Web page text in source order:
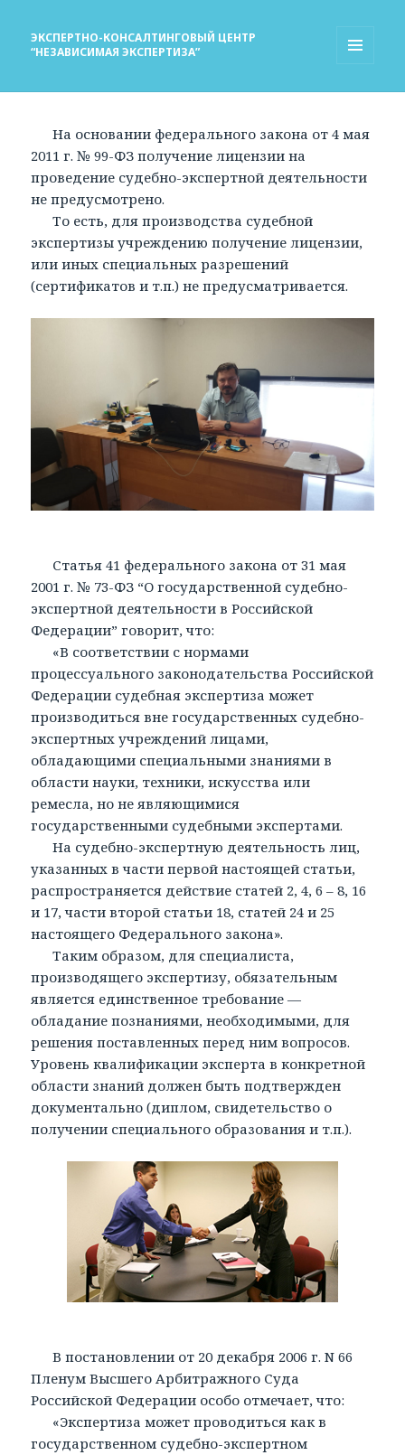
ЭКСПЕРТНО-КОНСАЛТИНГОВЫЙ ЦЕНТР
“НЕЗАВИСИМАЯ ЭКСПЕРТИЗА”
На основании федерального закона от 4 мая
2011 г. № 99-ФЗ получение лицензии на
проведение судебно-экспертной деятельности
не предусмотрено.
То есть, для производства судебной
экспертизы учреждению получение лицензии,
или иных специальных разрешений
(сертификатов и т.п.) не предусматривается.
Статья 41 федерального закона от 31 мая
2001 г. № 73-ФЗ “О государственной судебно-
экспертной деятельности в Российской
Федерации” говорит, что:
«В соответствии с нормами
процессуального законодательства Российской
Федерации судебная экспертиза может
производиться вне государственных судебно-
экспертных учреждений лицами,
обладающими специальными знаниями в
области науки, техники, искусства или
ремесла, но не являющимися
государственными судебными экспертами.
На судебно-экспертную деятельность лиц,
указанных в части первой настоящей статьи,
распространяется действие статей 2, 4, 6 – 8, 16
и 17, части второй статьи 18, статей 24 и 25
настоящего Федерального закона».
Таким образом, для специалиста,
производящего экспертизу, обязательным
является единственное требование —
обладание познаниями, необходимыми, для
решения поставленных перед ним вопросов.
Уровень квалификации эксперта в конкретной
области знаний должен быть подтвержден
документально (диплом, свидетельство о
получении специального образования и т.п.).
В постановлении от 20 декабря 2006 г. N 66
Пленум Высшего Арбитражного Суда
Российской Федерации особо отмечает, что:
«Экспертиза может проводиться как в
государственном судебно-экспертном